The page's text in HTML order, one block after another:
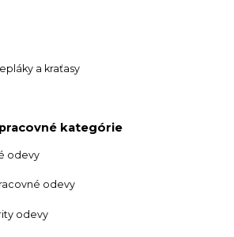
a kraťasy
kategórie
odevy
odevy
odevy